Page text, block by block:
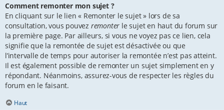
Comment remonter mon sujet ?
En cliquant sur le lien « Remonter le sujet » lors de sa
consultation, vous pouvez remonter le sujet en haut du forum sur
la première page. Par ailleurs, si vous ne voyez pas ce lien, cela
signifie que la remontée de sujet est désactivée ou que
l’intervalle de temps pour autoriser la remontée n’est pas atteint.
Il est également possible de remonter un sujet simplement en y
répondant. Néanmoins, assurez-vous de respecter les règles du
forum en le faisant.
Haut